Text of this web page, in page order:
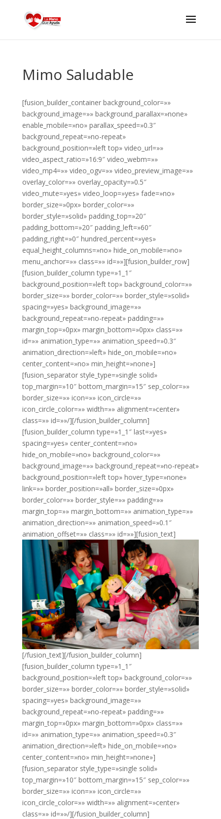
Mimo Saludable
[fusion_builder_container background_color=»»
background_image=»» background_parallax=»none»
enable_mobile=»no» parallax_speed=»0.3″
background_repeat=»no-repeat»
background_position=»left top» video_url=»»
video_aspect_ratio=»16:9″ video_webm=»»
video_mp4=»» video_ogv=»» video_preview_image=»»
overlay_color=»» overlay_opacity=»0.5″
video_mute=»yes» video_loop=»yes» fade=»no»
border_size=»0px» border_color=»»
border_style=»solid» padding_top=»20″
padding_bottom=»20″ padding_left=»60″
padding_right=»0″ hundred_percent=»yes»
equal_height_columns=»no» hide_on_mobile=»no»
menu_anchor=»» class=»» id=»»][fusion_builder_row]
[fusion_builder_column type=»1_1″
background_position=»left top» background_color=»»
border_size=»» border_color=»» border_style=»solid»
spacing=»yes» background_image=»»
background_repeat=»no-repeat» padding=»»
margin_top=»0px» margin_bottom=»0px» class=»»
id=»» animation_type=»» animation_speed=»0.3″
animation_direction=»left» hide_on_mobile=»no»
center_content=»no» min_height=»none»]
[fusion_separator style_type=»single solid»
top_margin=»10″ bottom_margin=»15″ sep_color=»»
border_size=»» icon=»» icon_circle=»»
icon_circle_color=»» width=»» alignment=»center»
class=»» id=»»/][/fusion_builder_column]
[fusion_builder_column type=»1_1″ last=»yes»
spacing=»yes» center_content=»no»
hide_on_mobile=»no» background_color=»»
background_image=»» background_repeat=»no-repeat»
background_position=»left top» hover_type=»none»
link=»» border_position=»all» border_size=»0px»
border_color=»» border_style=»» padding=»»
margin_top=»» margin_bottom=»» animation_type=»»
animation_direction=»» animation_speed=»0.1″
animation_offset=»» class=»» id=»»][fusion_text]
[/fusion_text][/fusion_builder_column]
[fusion_builder_column type=»1_1″
background_position=»left top» background_color=»»
border_size=»» border_color=»» border_style=»solid»
spacing=»yes» background_image=»»
background_repeat=»no-repeat» padding=»»
margin_top=»0px» margin_bottom=»0px» class=»»
id=»» animation_type=»» animation_speed=»0.3″
animation_direction=»left» hide_on_mobile=»no»
center_content=»no» min_height=»none»]
[fusion_separator style_type=»single solid»
top_margin=»10″ bottom_margin=»15″ sep_color=»»
border_size=»» icon=»» icon_circle=»»
icon_circle_color=»» width=»» alignment=»center»
class=»» id=»»/][/fusion_builder_column]